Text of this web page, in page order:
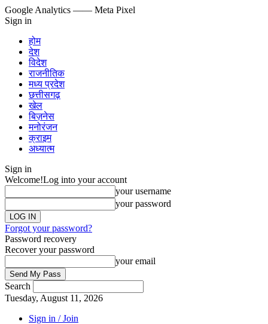
Google Analytics —— Meta Pixel
Sign in
होम
देश
विदेश
राजनीतिक
मध्य प्रदेश
छत्तीसगढ़
खेल
बिज़नेस
मनोरंजन
क्राइम
अध्यात्म
Sign in
Welcome!Log into your account
your username
your password
Forgot your password?
Password recovery
Recover your password
your email
Search
Tuesday, August 11, 2026
Sign in / Join